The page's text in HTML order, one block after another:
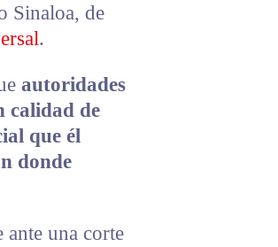
Sinaloa, de
.
autoridades
calidad de
que él
donde
ante una corte